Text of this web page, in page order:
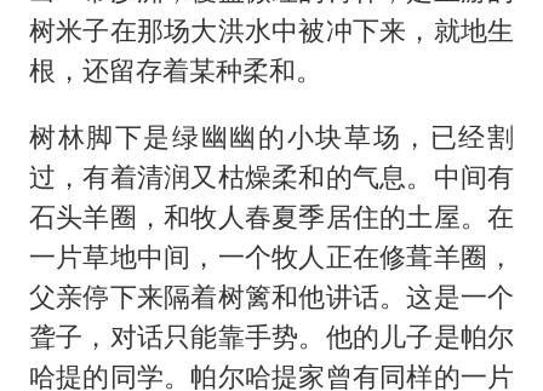
树米子在那场大洪水中被冲下来，就地生
根，还留存着某种柔和。
树林脚下是绿幽幽的小块草场，已经割
过，有着清润又枯燥柔和的气息。中间有
石头羊圈，和牧人春夏季居住的土屋。在
一片草地中间，一个牧人正在修葺羊圈，
父亲停下来隔着树篱和他讲话。这是一个
聋子，对话只能靠手势。他的儿子是帕尔
哈提的同学。帕尔哈提家曾有同样的一片